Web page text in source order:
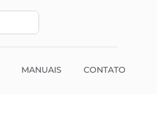
MANUAIS CONTATO